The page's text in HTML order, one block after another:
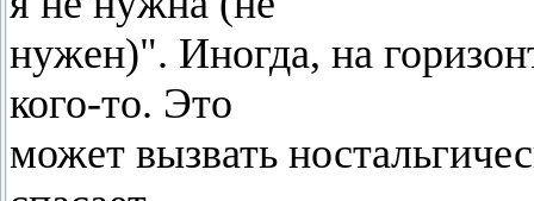
нужен)". Иногда, на
кого-то. Это
может вызвать